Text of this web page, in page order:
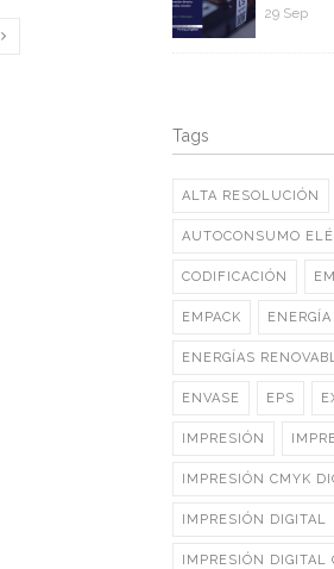
29 Sep
Tags
ALTA RESOLUCIÓN
AUTOCONSUMO
CODIFICACIÓN
EMPACK
ENERGÍAS
ENVASE EPS
IMPRESIÓN
IMPRESIÓN CMYK
IMPRESIÓN DIGITAL
IMPRESIÓN DIGITAL